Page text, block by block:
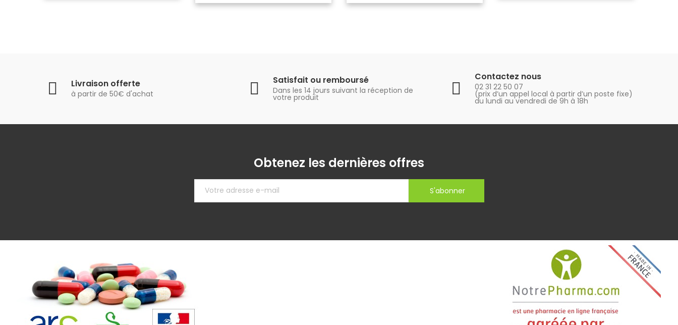
Livraison offerte
à partir de 50€ d'achat
Satisfait ou remboursé
Dans les 14 jours suivant la réception de
votre produit
Contactez nous
02 31 22 50 07
(prix d’un appel local à partir d’un poste fixe)
du lundi au vendredi de 9h à 18h
Obtenez les dernières offres
S'abonner